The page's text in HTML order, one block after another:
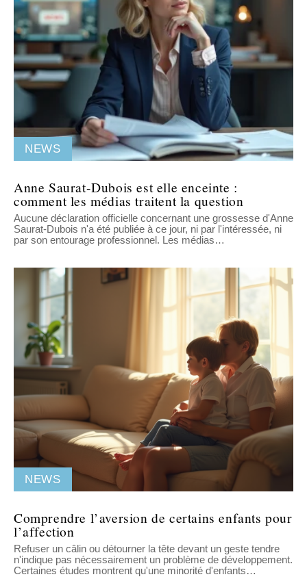
NEWS
Anne Saurat-Dubois est elle enceinte :
comment les médias traitent la question
Aucune déclaration officielle concernant une grossesse d'Anne
Saurat-Dubois n'a été publiée à ce jour, ni par l'intéressée, ni
par son entourage professionnel. Les médias…
NEWS
Comprendre l’aversion de certains enfants pour
l’affection
Refuser un câlin ou détourner la tête devant un geste tendre
n'indique pas nécessairement un problème de développement.
Certaines études montrent qu'une minorité d'enfants…